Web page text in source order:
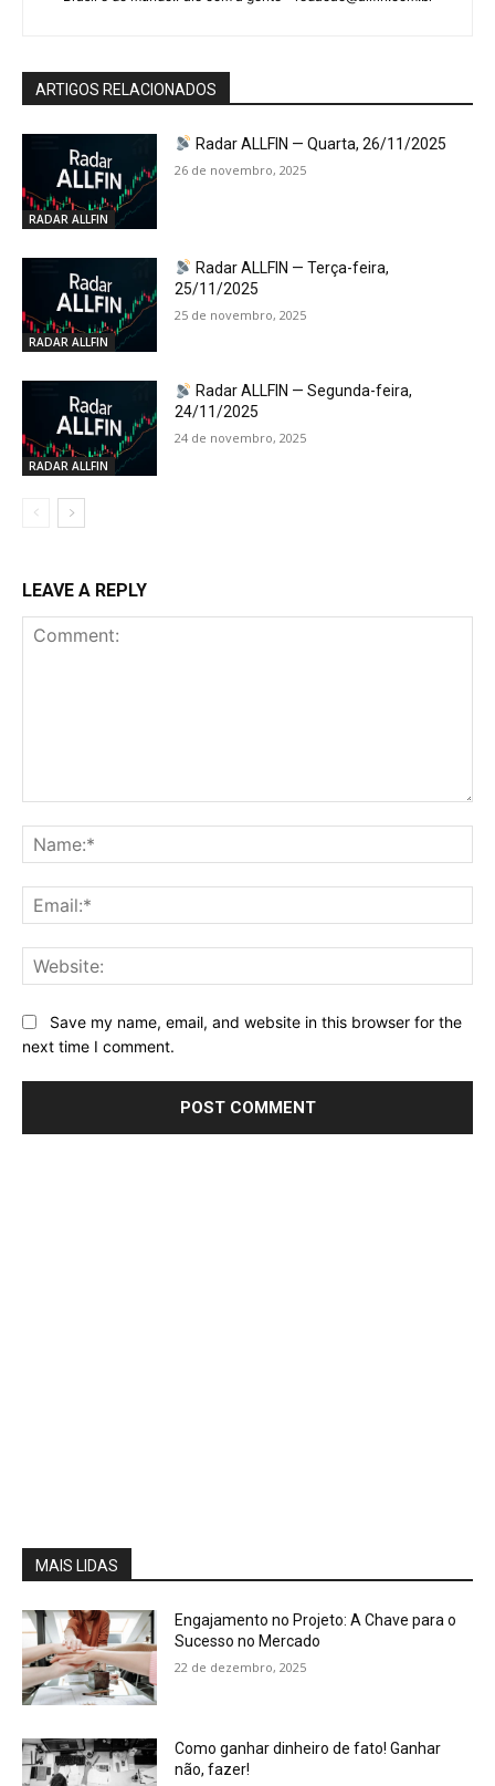
ARTIGOS RELACIONADOS
RADAR ALLFIN
Radar ALLFIN — Quarta, 26/11/2025
26 de novembro, 2025
RADAR ALLFIN
Radar ALLFIN — Terça-feira,
25/11/2025
25 de novembro, 2025
RADAR ALLFIN
Radar ALLFIN — Segunda-feira,
24/11/2025
24 de novembro, 2025
LEAVE A REPLY
Save my name, email, and website in this browser for the
next time I comment.
MAIS LIDAS
Engajamento no Projeto: A Chave para o
Sucesso no Mercado
22 de dezembro, 2025
Como ganhar dinheiro de fato! Ganhar
não, fazer!